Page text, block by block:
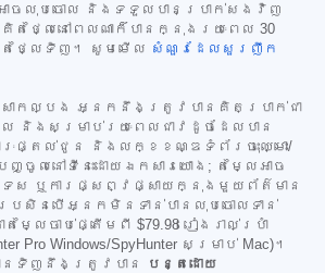
ាចលុបចោល និងទទួលបានប្រាក់សងវិញ
តថ្លៃនៅពេលណាក៏បានក្នុងរយៈពេល 30
តថ្លៃទិញ។ សូមមើល សំណួរដែលសួរញឹក
សាកល្បង អ្នកនឹងត្រូវបានគិតប្រាក់ជា
និងសម្រាប់រយៈពេលជាវដូចដែលបាន
ៈផ្តល់ជូន និងលក្ខខណ្ឌទំព័រចុះឈ្មោះ/
ចូលនៅទីនេះដោយឯកសារយោង; តម្លៃអាច
ទេស ឬការផ្សព្វផ្សាយក្នុងមួយព័ត៌មាន
នបើអ្នកមិនទាន់បានលុបចោលទាន់
តម្លៃចាប់ផ្តើមពី $79.98 រៀងរាល់ប្រាំ
Pro Windows/SpyHunter សម្រាប់ Mac)។
ានទិញនឹងត្រូវបាន
បន្តដោយ